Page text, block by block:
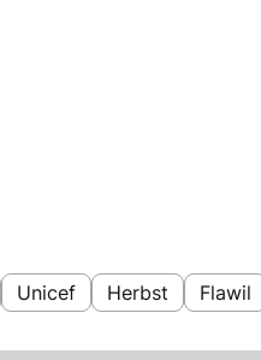
Unicef Herbst Flawil